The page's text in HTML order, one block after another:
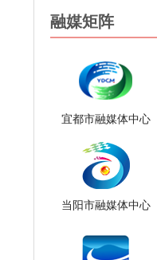
融媒矩阵
宜都市融媒体中心
当阳市融媒体中心